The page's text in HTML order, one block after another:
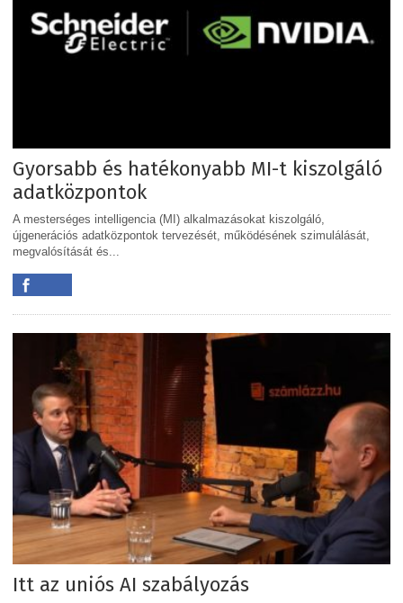
Gyorsabb és hatékonyabb MI-t kiszolgáló
adatközpontok
A mesterséges intelligencia (MI) alkalmazásokat kiszolgáló,
újgenerációs adatközpontok tervezését, működésének szimulálását,
megvalósítását és...
Itt az uniós AI szabályozás